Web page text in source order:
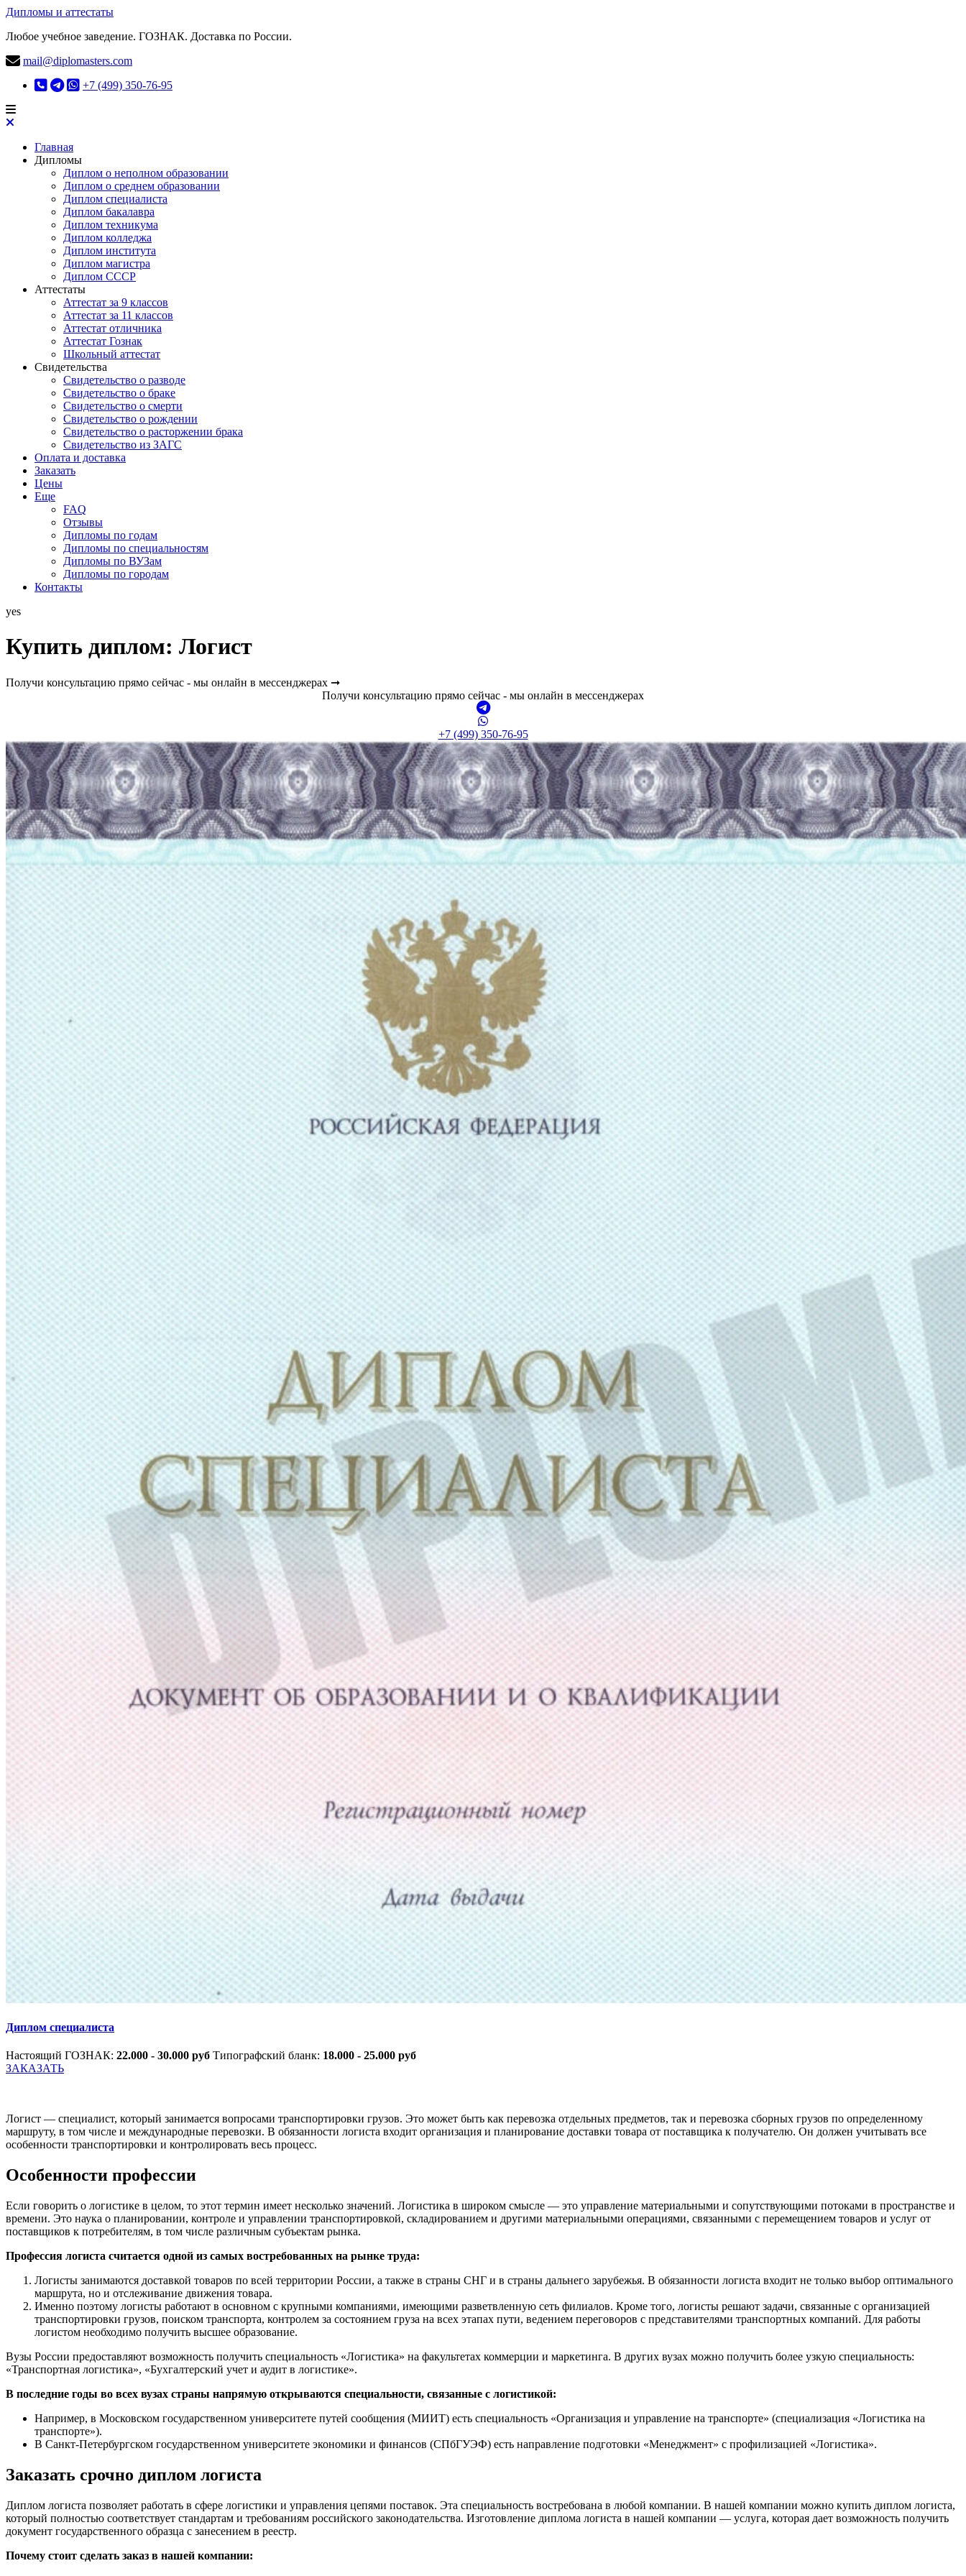
Дипломы и аттестаты
Любое учебное заведение. ГОЗНАК. Доставка по России.
mail@diplomasters.com
+7 (499) 350-76-95
Главная
Дипломы
Диплом о неполном образовании
Диплом о среднем образовании
Диплом специалиста
Диплом бакалавра
Диплом техникума
Диплом колледжа
Диплом института
Диплом магистра
Диплом СССР
Аттестаты
Аттестат за 9 классов
Аттестат за 11 классов
Аттестат отличника
Аттестат Гознак
Школьный аттестат
Свидетельства
Свидетельство о разводе
Свидетельство о браке
Свидетельство о смерти
Свидетельство о рождении
Свидетельство о расторжении брака
Свидетельство из ЗАГС
Оплата и доставка
Заказать
Цены
Еще
FAQ
Отзывы
Дипломы по годам
Дипломы по специальностям
Дипломы по ВУЗам
Дипломы по городам
Контакты
yes
Купить диплом: Логист
Получи консультацию прямо сейчас - мы онлайн в мессенджерах ➞
Получи консультацию прямо сейчас - мы онлайн в мессенджерах
+7 (499) 350-76-95
Диплом специалиста
Настоящий ГОЗНАК: 22.000 - 30.000 руб Типографский бланк: 18.000 - 25.000 руб
ЗАКАЗАТЬ
Логист — специалист, который занимается вопросами транспортировки грузов. Это может быть как перевозка отдельных предметов, так и перевозка сборных грузов по определенному
маршруту, в том числе и международные перевозки. В обязанности логиста входит организация и планирование доставки товара от поставщика к получателю. Он должен учитывать все
особенности транспортировки и контролировать весь процесс.
Особенности профессии
Если говорить о логистике в целом, то этот термин имеет несколько значений. Логистика в широком смысле — это управление материальными и сопутствующими потоками в пространстве и
времени. Это наука о планировании, контроле и управлении транспортировкой, складированием и другими материальными операциями, связанными с перемещением товаров и услуг от
поставщиков к потребителям, в том числе различным субъектам рынка.
Профессия логиста считается одной из самых востребованных на рынке труда:
Логисты занимаются доставкой товаров по всей территории России, а также в страны СНГ и в страны дальнего зарубежья. В обязанности логиста входит не только выбор оптимального
маршрута, но и отслеживание движения товара.
Именно поэтому логисты работают в основном с крупными компаниями, имеющими разветвленную сеть филиалов. Кроме того, логисты решают задачи, связанные с организацией
транспортировки грузов, поиском транспорта, контролем за состоянием груза на всех этапах пути, ведением переговоров с представителями транспортных компаний. Для работы
логистом необходимо получить высшее образование.
Вузы России предоставляют возможность получить специальность «Логистика» на факультетах коммерции и маркетинга. В других вузах можно получить более узкую специальность:
«Транспортная логистика», «Бухгалтерский учет и аудит в логистике».
В последние годы во всех вузах страны напрямую открываются специальности, связанные с логистикой:
Например, в Московском государственном университете путей сообщения (МИИТ) есть специальность «Организация и управление на транспорте» (специализация «Логистика на
транспорте»).
В Санкт-Петербургском государственном университете экономики и финансов (СПбГУЭФ) есть направление подготовки «Менеджмент» с профилизацией «Логистика».
Заказать срочно диплом логиста
Диплом логиста позволяет работать в сфере логистики и управления цепями поставок. Эта специальность востребована в любой компании. В нашей компании можно купить диплом логиста,
который полностью соответствует стандартам и требованиям российского законодательства. Изготовление диплома логиста в нашей компании — услуга, которая дает возможность получить
документ государственного образца с занесением в реестр.
Почему стоит сделать заказ в нашей компании: